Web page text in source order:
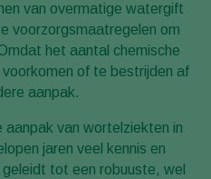
van overmatige watergift
voorzorgsmaatregelen om
het aantal chemische
of te bestrijden af
aanpak.
van wortelziekten in
jaren veel kennis en
tot een robuuste, wel